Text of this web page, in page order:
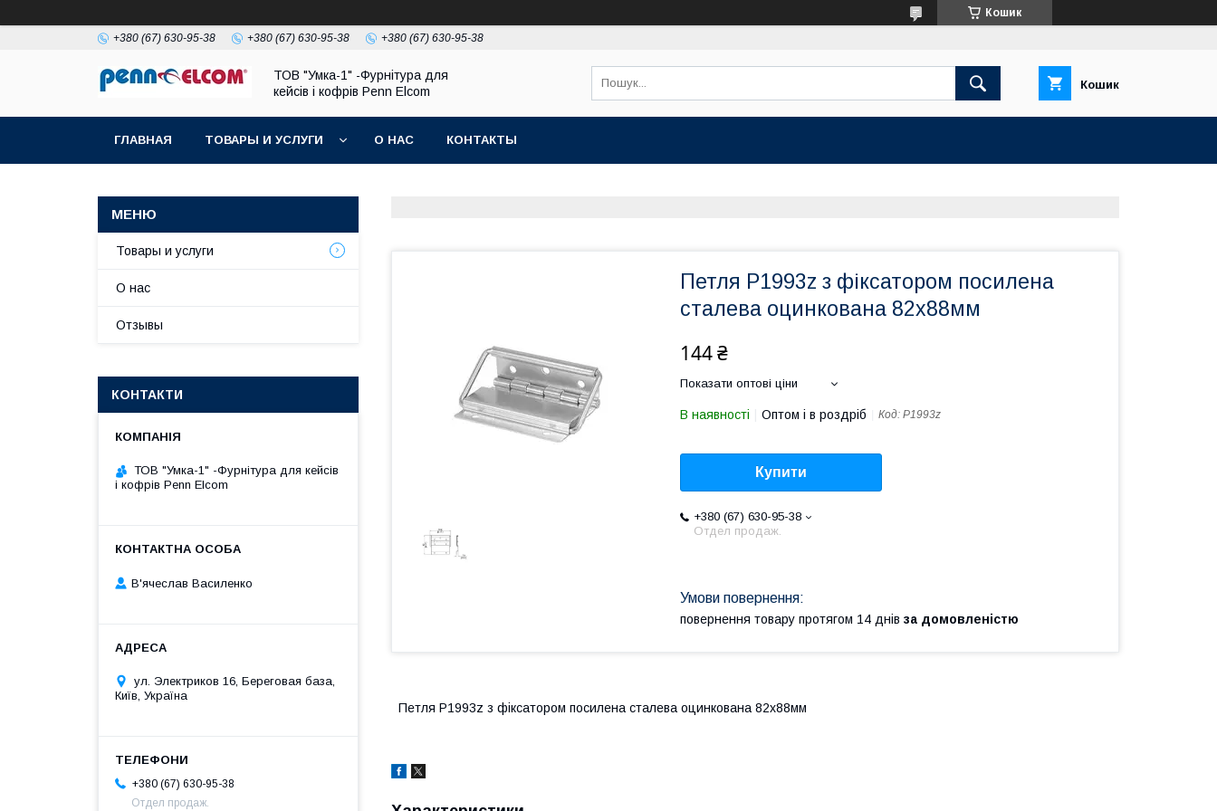
Кошик
+380 (67) 630-95-38 +380 (67) 630-95-38 +380 (67) 630-95-38
ТОВ "Умка-1" -Фурнітура для
кейсів і кофрів Penn Elcom
Кошик
ГЛАВНАЯ ТОВАРЫ И УСЛУГИ О НАС КОНТАКТЫ
Петля P1993z з фіксатором посилена
сталева оцинкована 82х88мм
144 ₴
Показати оптові ціни
В наявності Оптом і в роздріб Код: P1993z
Купити
+380 (67) 630-95-38
Отдел продаж.
повернення товару протягом 14 днів за домовленістю
Петля P1993z з фіксатором посилена сталева оцинкована 82х88мм
Товары и услуги
О нас
Отзывы
КОНТАКТИ
ТОВ "Умка-1" -Фурнітура для кейсів
і кофрів Penn Elcom
В'ячеслав Василенко
ул. Электриков 16, Береговая база,
Київ, Україна
+380 (67) 630-95-38
Отдел продаж.